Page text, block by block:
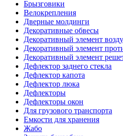
Брызговики
Велокрепления
Дверные молдинги
Декоративные обвесы
Декоративный элемент
Декоративный элемент
Декоративный элемент
Дефлектор заднего стекла
Дефлектор капота
Дефлектор люка
Дефлекторы
Дефлекторы окон
Для грузового транспорта
Емкости для хранения
Жабо